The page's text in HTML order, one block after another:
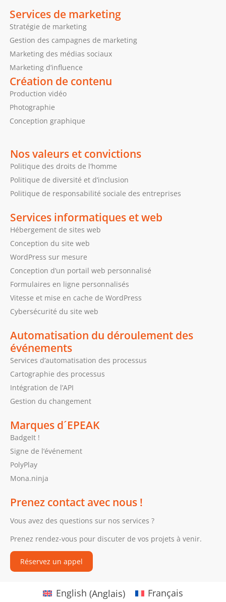
Services de marketing
Stratégie de marketing
Gestion des campagnes de marketing
Marketing des médias sociaux
Marketing d’influence
Création de contenu
Production vidéo
Photographie
Conception graphique
Nos valeurs et convictions
Politique des droits de l’homme
Politique de diversité et d’inclusion
Politique de responsabilité sociale des entreprises
Services informatiques et web
Hébergement de sites web
Conception du site web
WordPress sur mesure
Conception d’un portail web personnalisé
Formulaires en ligne personnalisés
Vitesse et mise en cache de WordPress
Cybersécurité du site web
Automatisation du déroulement des
événements
Services d’automatisation des processus
Cartographie des processus
Intégration de l’API
Gestion du changement
Marques d´EPEAK
BadgeIt !
Signe de l’événement
PolyPlay
Mona.ninja
Prenez contact avec nous !
Vous avez des questions sur nos services ?
Prenez rendez-vous pour discuter de vos projets à venir.
Réservez un appel
English (Anglais) Français